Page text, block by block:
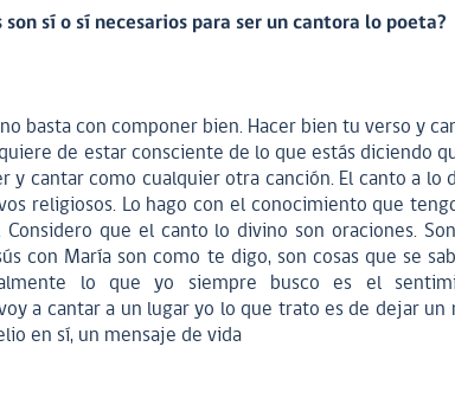
sí o sí necesarios para ser un cantora lo poeta?
basta con componer bien. Hacer bien tu verso y
de estar consciente de lo que estás diciendo
y cantar como cualquier otra canción. El canto a lo
religiosos. Lo hago con el conocimiento que
Considero que el canto lo divino son oraciones.
con María son como te digo, son cosas que se
lo que yo siempre busco es el
a cantar a un lugar yo lo que trato es de dejar un
en sí, un mensaje de vida